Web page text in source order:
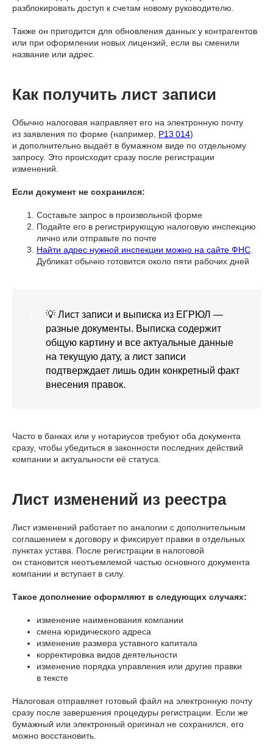
разблокировать доступ к счетам новому руководителю.
Также он пригодится для обновления данных у контрагентов
или при оформлении новых лицензий, если вы сменили
название или адрес.
Как получить лист записи
Обычно налоговая направляет его на электронную почту
из заявления по форме (например, Р13 014)
и дополнительно выдаёт в бумажном виде по отдельному
запросу. Это происходит сразу после регистрации
изменений.
Если документ не сохранился:
Составьте запрос в произвольной форме
Подайте его в регистрирующую налоговую инспекцию
лично или отправьте по почте
Найти адрес нужной инспекции можно на сайте ФНС
Дубликат обычно готовится около пяти рабочих дней
💡 Лист записи и выписка из ЕГРЮЛ —
разные документы. Выписка содержит
общую картину и все актуальные данные
на текущую дату, а лист записи
подтверждает лишь один конкретный факт
внесения правок.
Часто в банках или у нотариусов требуют оба документа
сразу, чтобы убедиться в законности последних действий
компании и актуальности её статуса.
Лист изменений из реестра
Лист изменений работает по аналогии с дополнительным
соглашением к договору и фиксирует правки в отдельных
пунктах устава. После регистрации в налоговой
он становится неотъемлемой частью основного документа
компании и вступает в силу.
Такое дополнение оформляют в следующих случаях:
изменение наименования компании
смена юридического адреса
изменение размера уставного капитала
корректировка видов деятельности
изменение порядка управления или другие правки
в тексте
Налоговая отправляет готовый файл на электронную почту
сразу после завершения процедуры регистрации. Если же
бумажный или электронный оригинал не сохранился, его
можно восстановить.